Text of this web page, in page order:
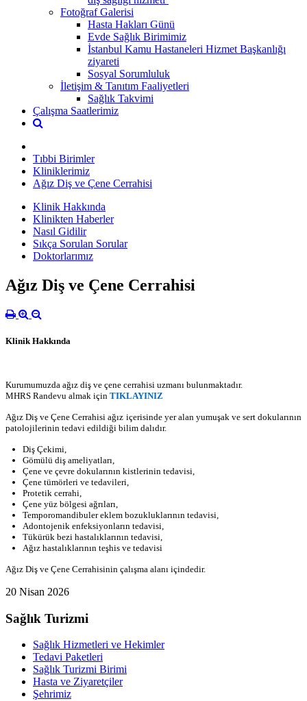
Fotoğraf Galerisi
Hasta Hakları Günü
Evde Sağlık Birimimiz
İstanbul Kamu Hastaneleri Hizmet Başkanlığı
ziyareti
Sosyal Sorumluluk
İletişim & Tanıtım Faaliyetleri
Sağlık Takvimi
Çalışma Saatlerimiz
Tıbbi Birimler
Kliniklerimiz
Ağız Diş ve Çene Cerrahisi
Klinik Hakkında
Klinikten Haberler
Nasıl Gidilir
Sıkça Sorulan Sorular
Doktorlarımız
Ağız Diş ve Çene Cerrahisi
Klinik Hakkında
Kurumumuzda ağız diş ve çene cerrahisi uzmanı bulunmaktadır.
MHRS Randevu almak için TIKLAYINIZ
Ağız Diş ve Çene Cerrahisi ağız içerisinde yer alan yumuşak ve sert dokularının
patolojilerinin tedavi edildiği bilim dalıdır.
Diş Çekimi,
Gömülü diş ameliyatları,
Çene ve çevre dokularının kistlerinin tedavisi,
Çene tümörleri ve tedavileri,
Protetik cerrahi,
Çene yüz bölgesi ağrıları,
Temporomandibuler eklem bozukluklarının tedavisi,
Adontojenik enfeksiyonların tedavisi,
Tükürük bezi hastalıklarının tedavisi,
Ağız hastalıklarının teşhis ve tedavisi
Ağız Diş ve Çene Cerrahisinin çalışma alanı içindedir.
20 Nisan 2026
Sağlık Turizmi
Sağlık Hizmetleri ve Hekimler
Tedavi Paketleri
Sağlık Turizmi Birimi
Hasta ve Ziyaretçiler
Şehrimiz